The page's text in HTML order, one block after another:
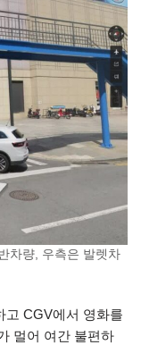
차량, 우측은 발렛차
고 CGV에서 영화를
멀어 여간 불편하